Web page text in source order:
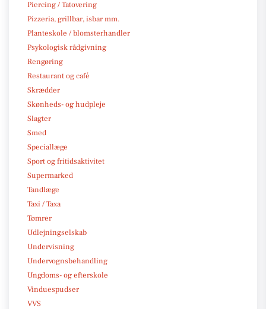
Piercing / Tatovering
Pizzeria, grillbar, isbar mm.
Planteskole / blomsterhandler
Psykologisk rådgivning
Rengøring
Restaurant og café
Skrædder
Skønheds- og hudpleje
Slagter
Smed
Speciallæge
Sport og fritidsaktivitet
Supermarked
Tandlæge
Taxi / Taxa
Tømrer
Udlejningselskab
Undervisning
Undervognsbehandling
Ungdoms- og efterskole
Vinduespudser
VVS